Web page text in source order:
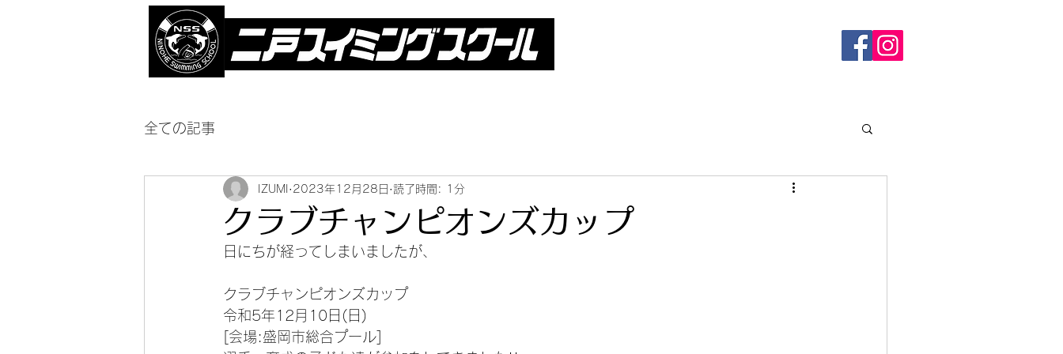
全ての記事
クラブチャンピオンズカップ
IZUMI 2023年12月28日 読了時間: 1分
日にちが経ってしまいましたが、
クラブチャンピオンズカップ
令和5年12月10日(日)
[会場:盛岡市総合プール]